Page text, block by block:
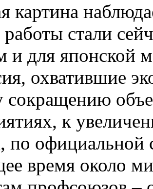
картина
стали
и для японской
охватившие
сокращению
к
по официальной
время около